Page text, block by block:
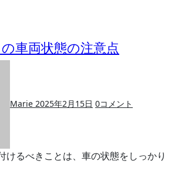
車両状態の注意点
Marie 2025年2月15日 0コメント